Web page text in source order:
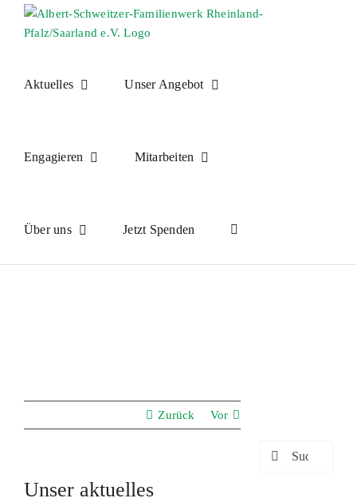
Aktuelles Unser Angebot
Engagieren Mitarbeiten
Über uns Jetzt Spenden
Zurück Vor
Unser aktuelles
Suche